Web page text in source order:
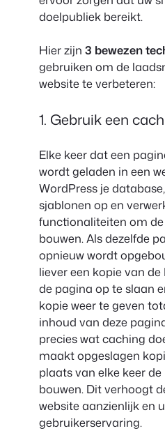
doelpubliek bereikt.
Hier zijn 3 bewezen
gebruiken om de
website te verbeteren:
1. Gebruik een
Elke keer dat een
wordt geladen in een
WordPress je
sjablonen op en
functionaliteiten om
bouwen. Als dezelfde
opnieuw wordt
liever een kopie van
de pagina op te slaan
kopie weer te geven
inhoud van deze
precies wat caching
maakt opgeslagen
plaats van elke keer
bouwen. Dit verhoogt
website aanzienlijk en
gebruikerservaring.